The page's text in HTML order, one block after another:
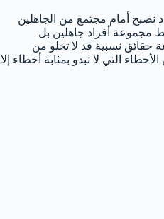
نصبح أمام مجتمع من الجاهلين
مجموعة أفراد جاهلين بل
حقائق نسبية قد لا تخلو من
التي لا تبدو بمثابة أخطاء إلا